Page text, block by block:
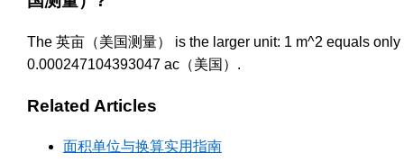
The 英亩（美国测量） is the larger unit: 1 m^2 equals only
0.000247104393047 ac（美国）.
Related Articles
面积单位与换算实用指南